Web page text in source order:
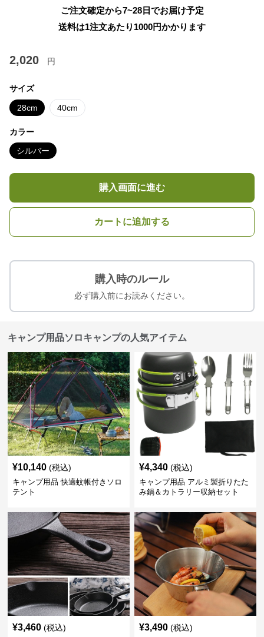
ご注文確定から7~28日でお届け予定
送料は1注文あたり 1000円かかります
2,020 円
サイズ
28cm 40cm
カラー
シルバー
購入画面に進む
カートに追加する
購入時のルール
必ず購入前にお読みください。
キャンプ用品ソロキャンプの人気アイテム
¥10,140 (税込)
キャンプ用品 快適蚊帳付きソロ
テント
¥4,340 (税込)
キャンプ用品 アルミ製折りたた
み鍋＆カトラリー収納セット
¥3,460 (税込) ¥3,490 (税込)